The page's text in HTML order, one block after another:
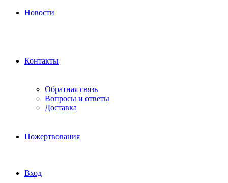
Новости
Контакты
Обратная связь
Вопросы и ответы
Доставка
Пожертвования
Вход